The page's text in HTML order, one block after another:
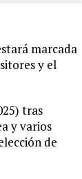
marcada
y el
tras
y varios
de